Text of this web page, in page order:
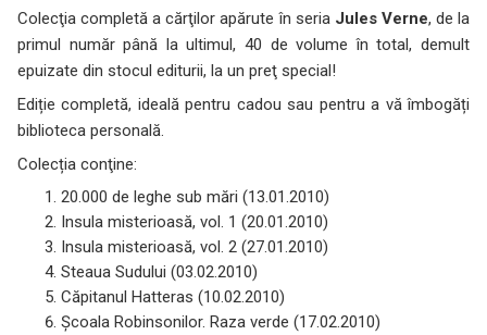
Colecţia completă a cărţilor apărute în seria Jules Verne, de la
primul număr până la ultimul, 40 de volume în total, demult
epuizate din stocul editurii, la un preţ special!
Ediție completă, ideală pentru cadou sau pentru a vă îmbogăți
biblioteca personală.
Colecția conţine:
20.000 de leghe sub mări (13.01.2010)
Insula misterioasă, vol. 1 (20.01.2010)
Insula misterioasă, vol. 2 (27.01.2010)
Steaua Sudului (03.02.2010)
Căpitanul Hatteras (10.02.2010)
Şcoala Robinsonilor. Raza verde (17.02.2010)